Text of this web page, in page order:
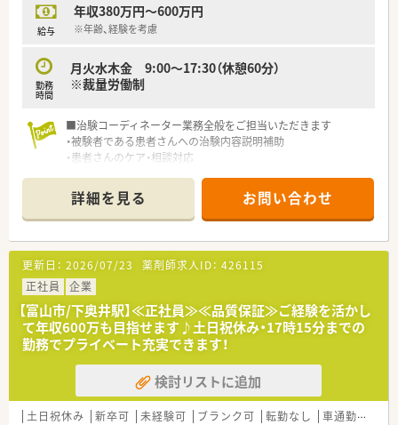
給与
年収380万円～600万円
※年齢、経験を考慮
勤務
時間
月火水木金 9:00～17:30（休憩60分）
※裁量労働制
■治験コーディネーター業務全般をご担当いただきます
・被験者である患者さんへの治験内容説明補助
・患者さんのケア・相談対応
・院内スタッフとの調整
・検査・投薬スケジュールの調整
・治験で得られるデータ管理 など
＼こんな企業です／
■医療機関における臨床試験支援サービスを行っている会社で
す。
■日本の治験業界をリードし業界トップクラスの治験支援実績
とノウハウを誇っています。
■日本の新薬開発の約80%に関わり、医薬品の非臨床研究から
製造・販売まで一気通貫の事業展開をしている企業です。
■人材育成にも力を入れており、様々な研修制度を整えており業
界内でも随一です。
■原則土日祝休み、17：30までの勤務となりますので、ワークラ
イフバランスもしっかり整います◎
詳細を見る お問い合わせ
更新日： 2026/07/23 薬剤師求人ID： 426115
正社員
企業
【富山市/下奥井駅】≪正社員≫≪品質保証≫ご経験を活かし
て年収600万も目指せます♪土日祝休み・17時15分までの
勤務でプライベート充実できます！
検討リストに追加
土日祝休み 新卒可 未経験可 ブランク可 転勤なし 車通勤可